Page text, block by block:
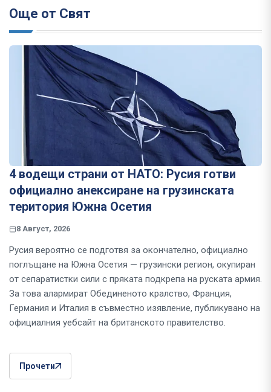
Още от Свят
4 водещи страни от НАТО: Русия готви
официално анексиране на грузинската
територия Южна Осетия
8 Август, 2026
Русия вероятно се подготвя за окончателно, официално
поглъщане на Южна Осетия — грузински регион, окупиран
от сепаратистки сили с пряката подкрепа на руската армия.
За това алармират Обединеното кралство, Франция,
Германия и Италия в съвместно изявление, публикувано на
официалния уебсайт на британското правителство.
Прочети